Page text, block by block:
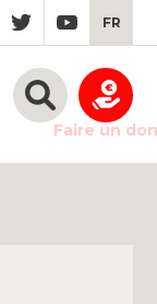
FR
Faire un don